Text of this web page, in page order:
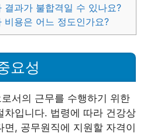
결과가 불합격일 수 있나요?
비용은 어느 정도인가요?
요성
서의 근무를 수행하기 위한
차입니다. 법령에 따라 건강상
면, 공무원직에 지원할 자격이